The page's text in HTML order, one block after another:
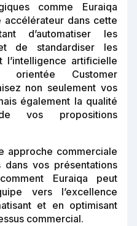
comme Euraiqa
dans cette
d’automatiser les
de standardiser les
l’intelligence artificielle
Customer
non seulement vos
également la qualité
vos propositions
approche commerciale
vos présentations
Euraiqa peut
vers l’excellence
et en optimisant
commercial.